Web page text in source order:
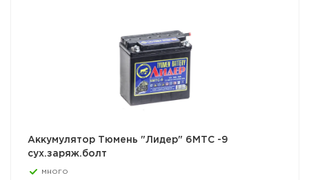
Аккумулятор Тюмень "Лидер" 6МТС -9
сух.заряж.болт
много